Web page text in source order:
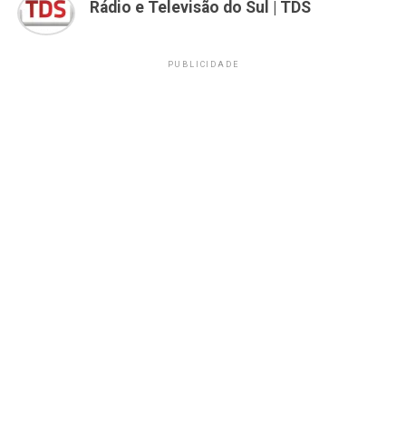
Rádio e Televisão do Sul | TDS
PUBLICIDADE